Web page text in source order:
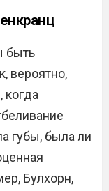
быть
вероятно,
когда
губы, была ли
Булхорн,